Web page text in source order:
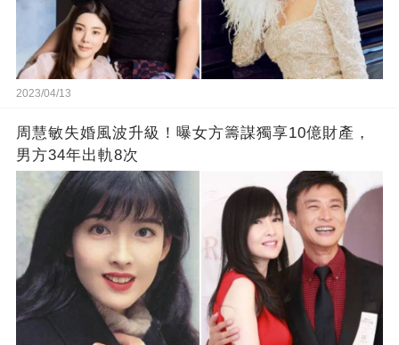
2023/04/13
周慧敏失婚風波升級！曝女方籌謀獨享10億財產，
男方34年出軌8次